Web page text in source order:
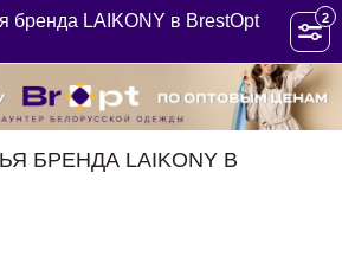
бренда LAIKONY в BrestOpt 2
БРЕНДА LAIKONY В